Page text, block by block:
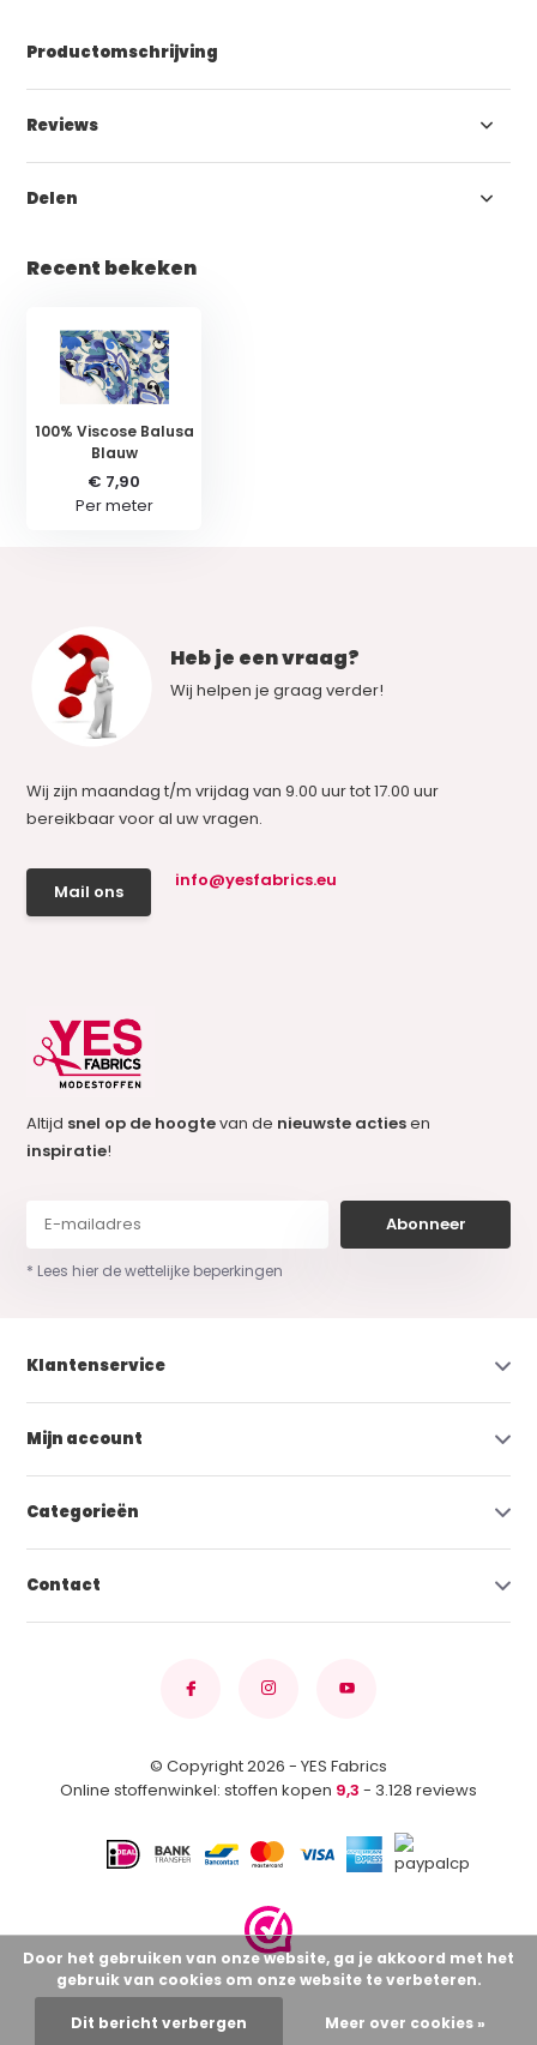
Productomschrijving
Reviews
Delen
Recent bekeken
100% Viscose Balusa
Blauw
€ 7,90
Per meter
Heb je een vraag?
Wij helpen je graag verder!
Wij zijn maandag t/m vrijdag van 9.00 uur tot 17.00 uur
bereikbaar voor al uw vragen.
Mail ons
info@yesfabrics.eu
Altijd snel op de hoogtevan de nieuwste actiesen
inspiratie!
Abonneer
* Lees hier de wettelijke beperkingen
Klantenservice
Mijn account
Categorieën
Contact
© Copyright 2026 - YES Fabrics
Online stoffenwinkel: stoffen kopen 9,3 - 3.128 reviews
Door het gebruiken van onze website, ga je akkoord met het
gebruik van cookies om onze website te verbeteren.
Dit bericht verbergen Meer over cookies »